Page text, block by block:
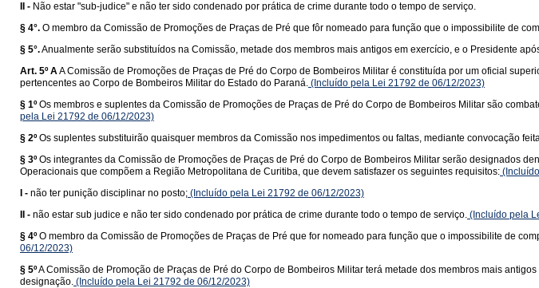
II - Não estar "sub-judice" e não ter sido condenado por prática de crime durante todo o tempo de serviço.
§ 4°. O membro da Comissão de Promoções de Praças de Pré que fôr nomeado para função que o impossibilite de
§ 5°.Anualmente serão substituídos na Comissão, metade dos membros mais antigos em exercício, e o Presidente
Art. 5º AA Comissão de Promoções de Praças de Pré do Corpo de Bombeiros Militar é constituída por um oficial
pertencentes ao Corpo de Bombeiros Militar do Estado do Paraná. (Incluído pela Lei 21792 de 06/12/2023)
§ 1º Os membros e suplentes da Comissão de Promoções de Praças de Pré do Corpo de Bombeiros Militar são
pela Lei 21792 de 06/12/2023)
§ 2º Os suplentes substituirão quaisquer membros da Comissão nos impedimentos ou faltas, mediante convocação
§ 3º Os integrantes da Comissão de Promoções de Praças de Pré do Corpo de Bombeiros Militar serão designados
Operacionais que compõem a Região Metropolitana de Curitiba, que devem satisfazer os seguintes requisitos:
I - não ter punição disciplinar no posto; (Incluído pela Lei 21792 de 06/12/2023)
II - não estar sub judice e não ter sido condenado por prática de crime durante todo o tempo de serviço. (Incluído pela
§ 4º O membro da Comissão de Promoções de Praças de Pré que for nomeado para função que o impossibilite de
06/12/2023)
§ 5ºA Comissão de Promoção de Praças de Pré do Corpo de Bombeiros Militar terá metade dos membros mais
designação. (Incluído pela Lei 21792 de 06/12/2023)